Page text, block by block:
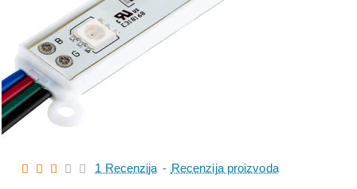
1 Recenzija - Recenzija proizvoda